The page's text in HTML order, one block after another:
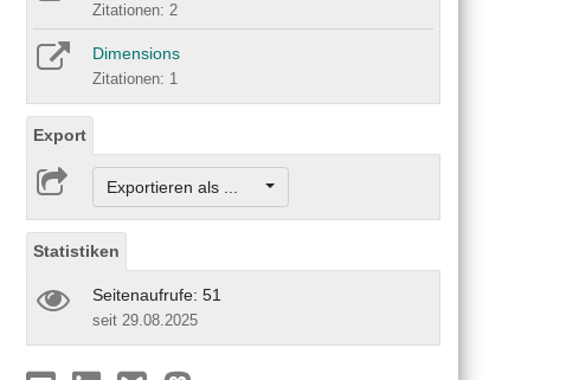
Zitationen: 2
Dimensions
Zitationen: 1
Export
Exportieren als ...
Statistiken
Seitenaufrufe: 51
seit 29.08.2025